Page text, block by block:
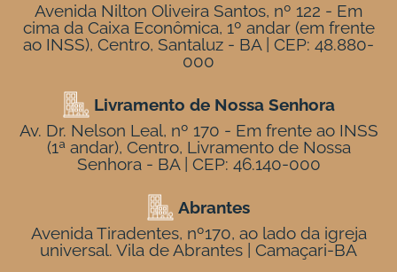
Avenida Nilton Oliveira Santos, nº 122 - Em
cima da Caixa Econômica, 1º andar (em frente
ao INSS), Centro, Santaluz - BA | CEP: 48.880-
000
Livramento de Nossa Senhora
Av. Dr. Nelson Leal, nº 170 - Em frente ao INSS
(1ª andar), Centro, Livramento de Nossa
Senhora - BA | CEP: 46.140-000
Abrantes
Avenida Tiradentes, nº170, ao lado da igreja
universal. Vila de Abrantes | Camaçari-BA